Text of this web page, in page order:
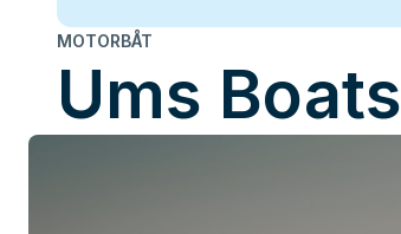
MOTORBÅT
Ums Boats